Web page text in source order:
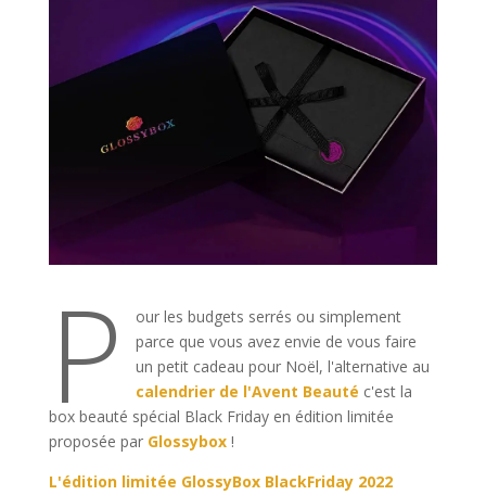
P
our les budgets serrés ou simplement
parce que vous avez envie de vous faire
un petit cadeau pour Noël, l'alternative au
calendrier de l'Avent Beauté c'est la
box beauté spécial Black Friday en édition limitée
proposée par Glossybox!
L'édition limitée GlossyBox BlackFriday 2022